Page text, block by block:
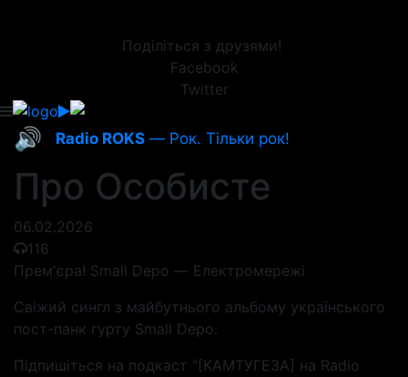
Поділіться з друзями!
Facebook
Twitter
🔊 Radio ROKS — Рок. Тільки рок!
Про Особисте
06.02.2026
116
Прем'єра! Small Depo — Електромережі
Свіжий сингл з майбутнього альбому українського
пост-панк гурту Small Depo.
Підпишіться на подкаст "[КАМТУГЕЗА] на Radio